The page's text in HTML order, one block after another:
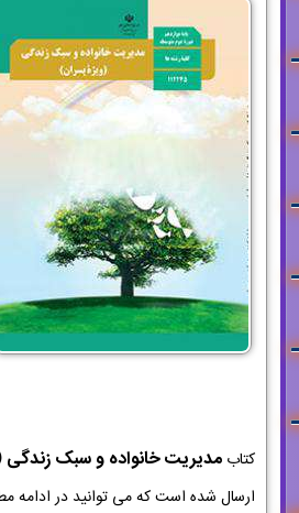
کتابمدیریت خانواده و سبک
ارسال شده است که می توانید در ادامه